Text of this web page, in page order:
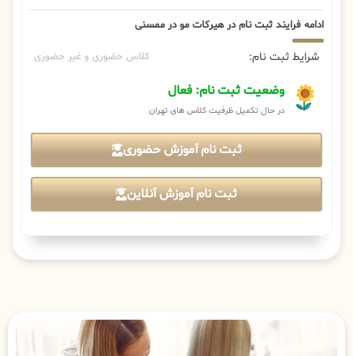
ادامه فرایند ثبت نام در هیرکات مو در ممسنی
شرایط ثبت نام: کلاس حضوری و غیر حضوری
وضعیت ثبت نام: فعال
در حال تکمیل ظرفیت کلاس های تهران
ثبت نام آموزش حضوری
ثبت نام آموزش آنلاین